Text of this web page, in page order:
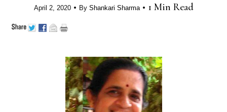
April 2, 2020 • By Shankari Sharma • 1 Min Read